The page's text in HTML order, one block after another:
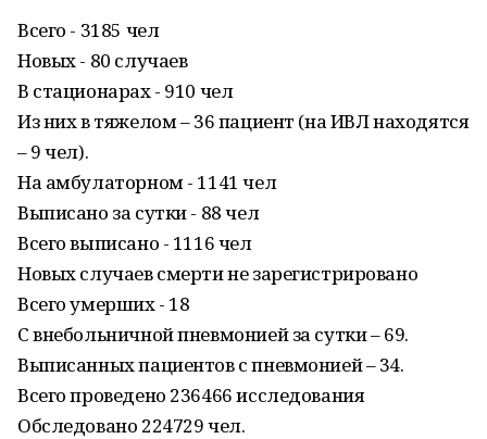
Всего - 3185 чел
Новых - 80 случаев
В стационарах - 910 чел
Из них в тяжелом – 36 пациент (на ИВЛ находятся
– 9 чел).
На амбулаторном - 1141 чел
Выписано за сутки - 88 чел
Всего выписано - 1116 чел
Новых случаев смерти не зарегистрировано
Всего умерших - 18
С внебольничной пневмонией за сутки – 69.
Выписанных пациентов с пневмонией – 34.
Всего проведено 236466 исследования
Обследовано 224729 чел.